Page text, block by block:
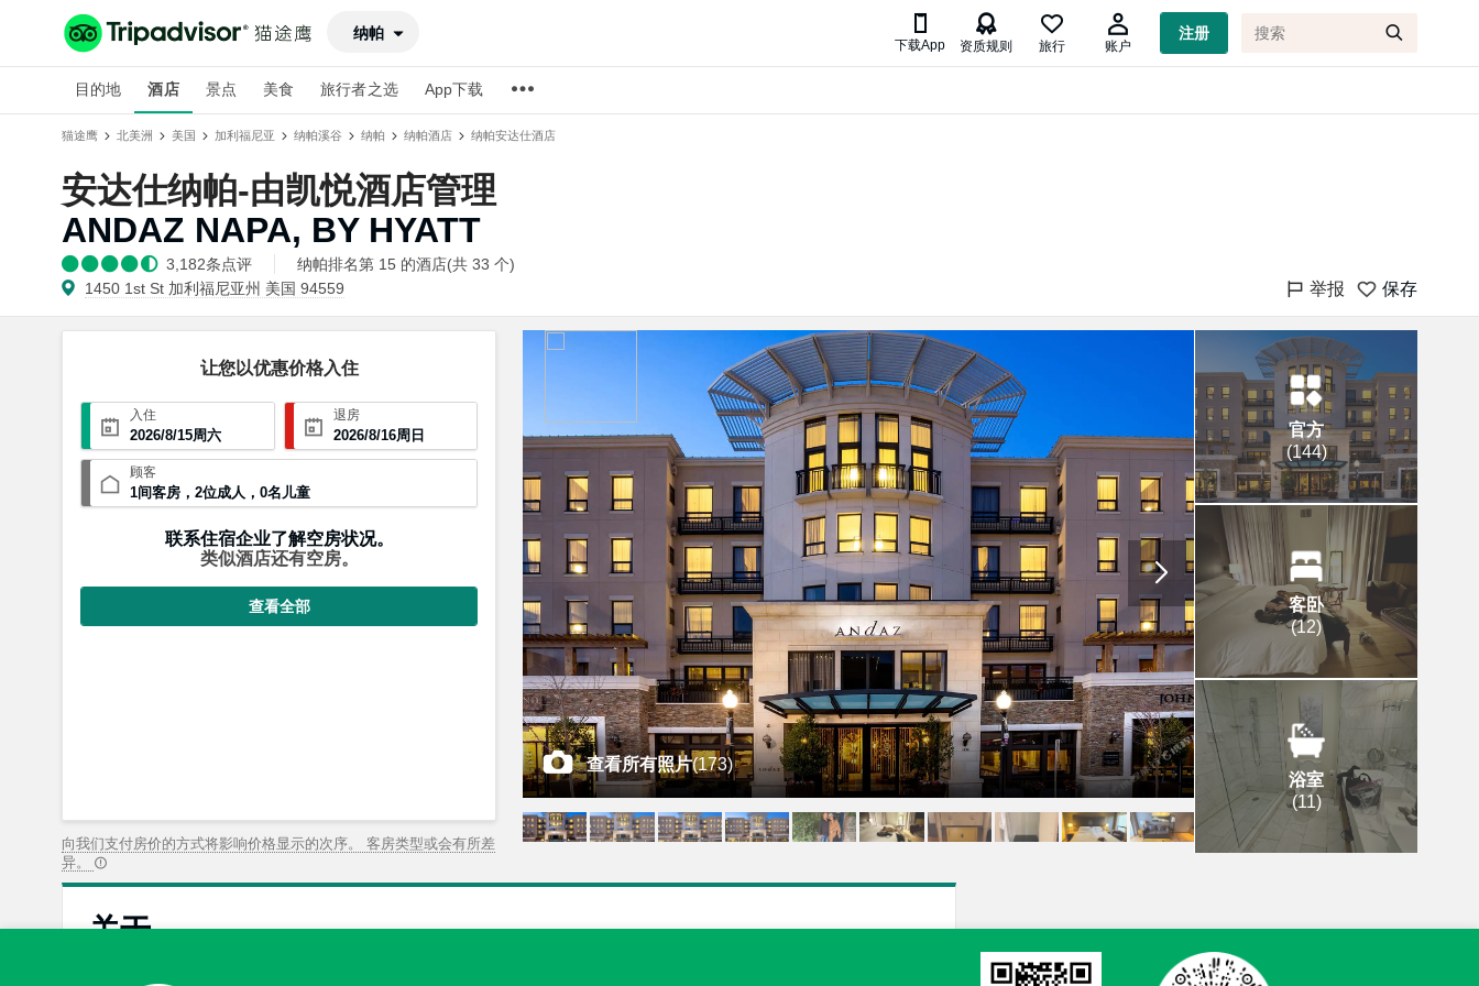
纳帕 
下载App

资质规则 旅行 账户
注册
目的地 酒店 景点 美食 旅行者之选 App下载
猫途鹰 北美洲 美国 加利福尼亚 纳帕溪谷 纳帕 纳帕酒店 纳帕安达仕酒店
安达仕纳帕-由凯悦酒店管理
ANDAZ NAPA, BY HYATT
3,182条点评 纳帕排名第 15 的酒店(共 33 个)
举报 保存
1450 1st St 加利福尼亚州 美国 94559
让您以优惠价格入住
入住
2026/8/15周六
退房
2026/8/16周日
顾客
1间客房 ， 2位成人 ， 0名儿童
联系住宿企业了解空房状况。
类似酒店还有空房。
查看全部
查看所有照片(173)
官方
(144)
客卧
(12)
浴室
(11)
向我们支付房价的方式将影响价格显示的次序。 客房类型或会有所差
异。
关于